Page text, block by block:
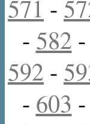
571 -
- 582 -
592 -
- 603 -